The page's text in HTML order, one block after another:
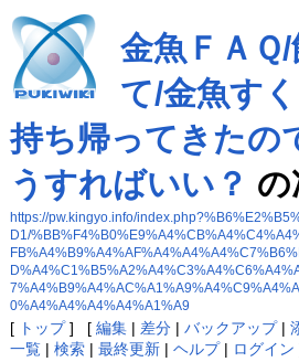
金魚ＦＡＱ
て/金魚す
持ち帰ってきたの
うすればいい？ の
https://pw.kingyo.info/
D1/
0%A4%A4%A4%A4%A1%A9
[ トップ] [ 編集| 差分| バックアップ|
一覧| 検索| 最終更新| ヘルプ| ログイン